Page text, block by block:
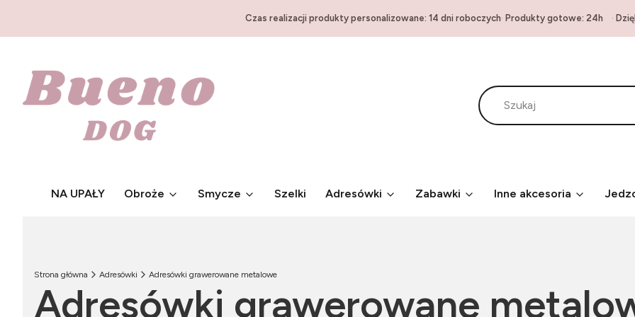
Czas realizacji produkty personalizowane: 14 dni roboczych· Produkty gotowe: 24h ·
NA UPAŁY Obroże Smycze Szelki Adresówki Zabawki Inne akcesoria
Strona główna Adresówki Adresówki grawerowane metalowe
Adresówki grawerowane